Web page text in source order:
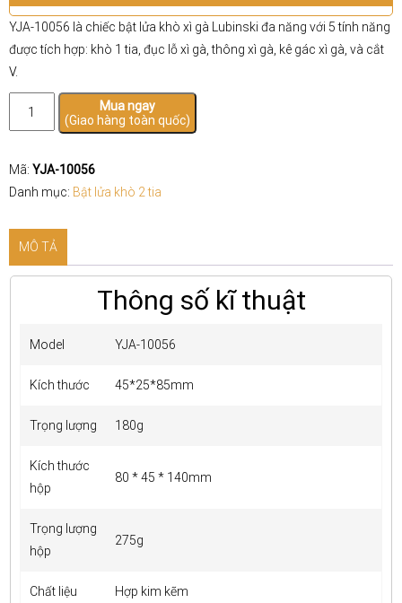
YJA-10056 là chiếc bật lửa khò xì gà Lubinski đa năng với 5 tính năng
được tích hợp: khò 1 tia, đục lỗ xì gà, thông xì gà, kê gác xì gà, và cắt
V.
xì
gà
năng
YJA-
lượng
Mua ngay
(Giao hàng toàn quốc)
Mã: YJA-10056
Danh mục: Bật lửa khò 2 tia
MÔ TẢ
Thông số kĩ thuật
Model YJA-10056
Kích thước 45*25*85mm
Trọng lượng 180g
Kích thước
hộp
80 * 45 * 140mm
Trọng lượng
hộp
275g
Chất liệu Hợp kim kẽm